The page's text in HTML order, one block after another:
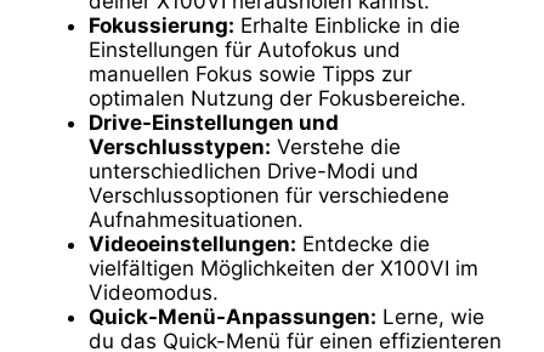
Fokussierung: Erhalte Einblicke in die
Einstellungen für Autofokus und
manuellen Fokus sowie Tipps zur
optimalen Nutzung der Fokusbereiche.
Drive-Einstellungen und
Verschlusstypen: Verstehe die
unterschiedlichen Drive-Modi und
Verschlussoptionen für verschiedene
Aufnahmesituationen.
Videoeinstellungen: Entdecke die
vielfältigen Möglichkeiten der X100VI im
Videomodus.
Quick-Menü-Anpassungen: Lerne, wie
du das Quick-Menü für einen effizienteren